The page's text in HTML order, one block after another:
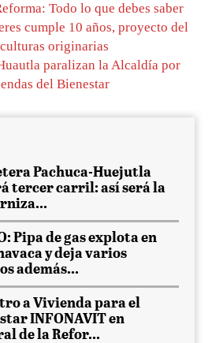
Todo lo que debes saber
cumple 10 años, proyecto del
originarias
paralizan la Alcaldía por
del Bienestar
Pachuca-Huejutla
tercer carril: así será la
Pipa de gas explota en
y deja varios
además...
a Vivienda para el
INFONAVIT en
de la Refor...